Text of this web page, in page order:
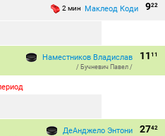
922
2 мин Маклеод Коди
11 11
Наместников Владислав
/ Бучневич Павел /
2742
ДеАнджело Энтони